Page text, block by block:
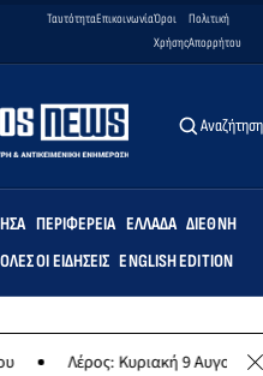
ΤαυτότηταΕπικοινωνίαΌροι
Χρήσης
Πολιτική
Απορρήτου
Αναζήτηση
ΠΕΡΙΦΈΡΕΙΑ ΕΛΛΆΔΑ ΔΙΕΘΝΉ
ΌΛΕΣ ΟΙ ΕΙΔΉΣΕΙΣ ENGLISH EDITION
Λέρος: Κυριακή 9 Αυγούστου